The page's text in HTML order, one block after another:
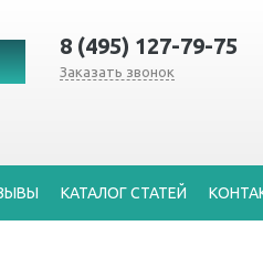
8 (495) 127-79-75
Заказать звонок
КАТАЛОГ СТАТЕЙ